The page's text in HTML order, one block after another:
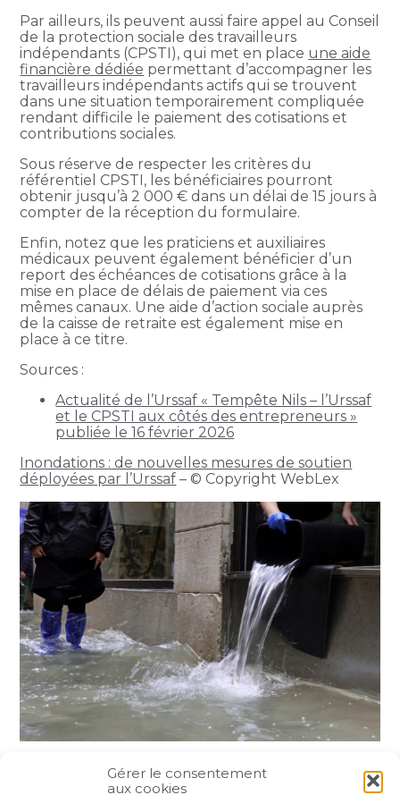
Gérer le consentement
aux cookies
Par ailleurs, ils peuvent aussi faire appel au Conseil
de la protection sociale des travailleurs
indépendants (CPSTI), qui met en place une aide
financière dédiée permettant d’accompagner les
travailleurs indépendants actifs qui se trouvent
dans une situation temporairement compliquée
rendant difficile le paiement des cotisations et
contributions sociales.
Sous réserve de respecter les critères du
référentiel CPSTI, les bénéficiaires pourront
obtenir jusqu’à 2 000 € dans un délai de 15 jours à
compter de la réception du formulaire.
Enfin, notez que les praticiens et auxiliaires
médicaux peuvent également bénéficier d’un
report des échéances de cotisations grâce à la
mise en place de délais de paiement via ces
mêmes canaux. Une aide d’action sociale auprès
de la caisse de retraite est également mise en
place à ce titre.
Sources :
Actualité de l’Urssaf « Tempête Nils – l’Urssaf
et le CPSTI aux côtés des entrepreneurs »
publiée le 16 février 2026
Inondations : de nouvelles mesures de soutien
déployées par l’Urssaf – © Copyright WebLex